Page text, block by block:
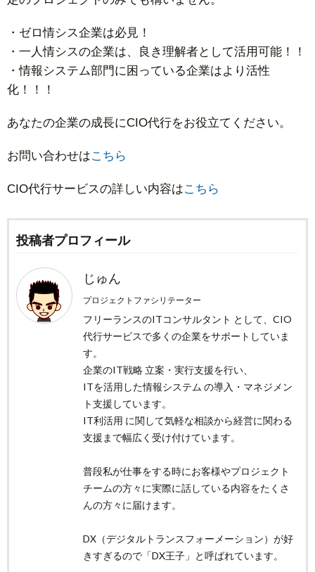
・ゼロ情シス企業は必見！
・一人情シスの企業は、良き理解者として活用可能！！
・情報システム部門に困っている企業はより活性
化！！！
あなたの企業の成長にCIO代行をお役立てください。
お問い合わせはこちら
CIO代行サービスの詳しい内容はこちら
投稿者プロフィール
じゅん
プロジェクトファシリテーター
フリーランスのITコンサルタント として、CIO
代行サービスで多くの企業をサポートしていま
す。
企業のIT戦略 立案・実行支援を行い、
ITを活用した情報システム の導入・マネジメン
ト支援しています。
IT利活用 に関して気軽な相談から経営に関わる
支援まで幅広く受け付けています。
普段私が仕事をする時にお客様やプロジェクト
チームの方々に実際に話している内容をたくさ
んの方々に届けます。
DX（デジタルトランスフォーメーション）が好
きすぎるので「DX王子」と呼ばれています。